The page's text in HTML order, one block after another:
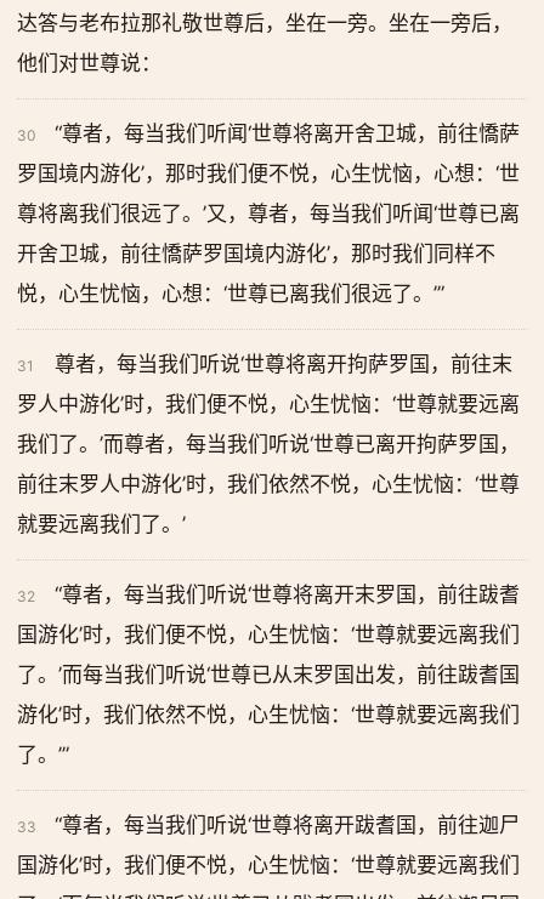
达答与老布拉那礼敬世尊后，坐在一旁。坐在一旁后，
他们对世尊说：
30
“尊者，每当我们听闻‘世尊将离开舍卫城，前往憍萨
罗国境内游化’，那时我们便不悦，心生忧恼，心想：‘世
尊将离我们很远了。’又，尊者，每当我们听闻‘世尊已离
开舍卫城，前往憍萨罗国境内游化’，那时我们同样不
悦，心生忧恼，心想：‘世尊已离我们很远了。’”
31
尊者，每当我们听说‘世尊将离开拘萨罗国，前往末
罗人中游化’时，我们便不悦，心生忧恼：‘世尊就要远离
我们了。’而尊者，每当我们听说‘世尊已离开拘萨罗国，
前往末罗人中游化’时，我们依然不悦，心生忧恼：‘世尊
就要远离我们了。’
32
“尊者，每当我们听说‘世尊将离开末罗国，前往跋耆
国游化’时，我们便不悦，心生忧恼：‘世尊就要远离我们
了。’而每当我们听说‘世尊已从末罗国出发，前往跋耆国
游化’时，我们依然不悦，心生忧恼：‘世尊就要远离我们
了。’”
33
“尊者，每当我们听说‘世尊将离开跋耆国，前往迦尸
国游化’时，我们便不悦，心生忧恼：‘世尊就要远离我们